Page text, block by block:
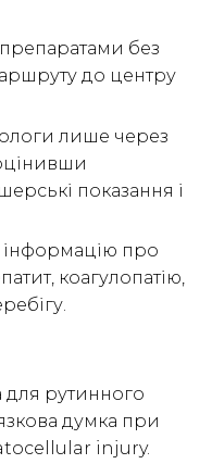
препаратами без
до центру
лише через
показання і
інформацію про
коагулопатію,
для рутинного
думка при
injury.